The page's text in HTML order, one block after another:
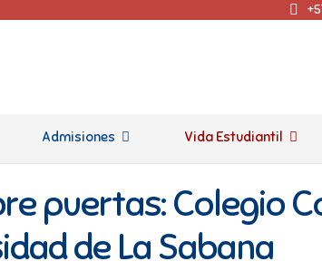
Admisiones Vida Estudiantil
puertas: Colegio
de La Sabana